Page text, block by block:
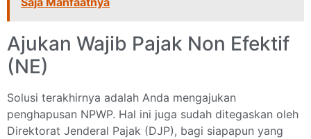
Ajukan Wajib Pajak Non Efektif
(NE)
Solusi terakhirnya adalah Anda mengajukan
penghapusan NPWP. Hal ini juga sudah ditegaskan oleh
Direktorat Jenderal Pajak (DJP), bagi siapapun yang